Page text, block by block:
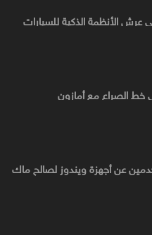
عرش الأنظمة الذكية للسيارات
عن أجهزة ويندوز لصالح ماك